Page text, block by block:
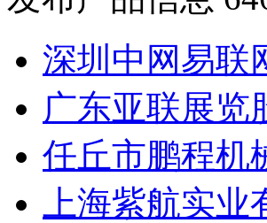
深圳中网易联
广东亚联展览
任丘市鹏程机
上海紫航实业